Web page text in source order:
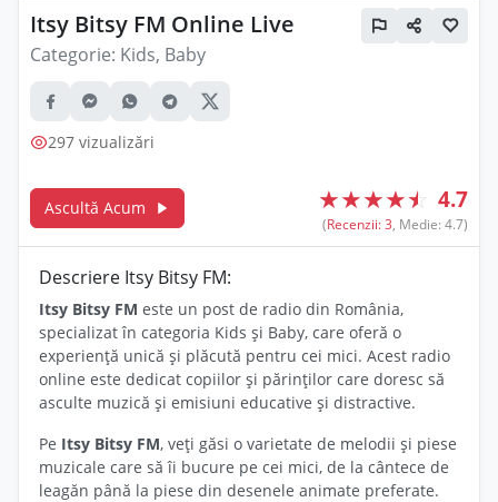
Itsy Bitsy FM Online Live
Categorie: Kids, Baby
297 vizualizări
Ascultă Acum ★★★★☆ 4.7
(Recenzii: 3, Medie: 4.7)
Descriere Itsy Bitsy FM:
Itsy Bitsy FM este un post de radio din România,
specializat în categoria Kids și Baby, care oferă o
experiență unică și plăcută pentru cei mici. Acest radio
online este dedicat copiilor și părinților care doresc să
asculte muzică și emisiuni educative și distractive.
Pe Itsy Bitsy FM, veți găsi o varietate de melodii și piese
muzicale care să îi bucure pe cei mici, de la cântece de
leagăn până la piese din desenele animate preferate.